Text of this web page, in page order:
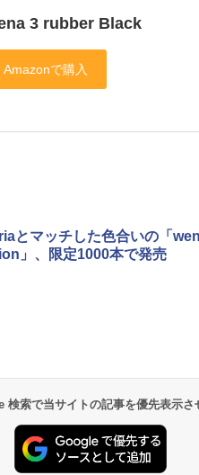
3 rubber Black
とマッチした色合いの「
」、限定1000本で発売
検索で当サイトの記事を優先表示さ